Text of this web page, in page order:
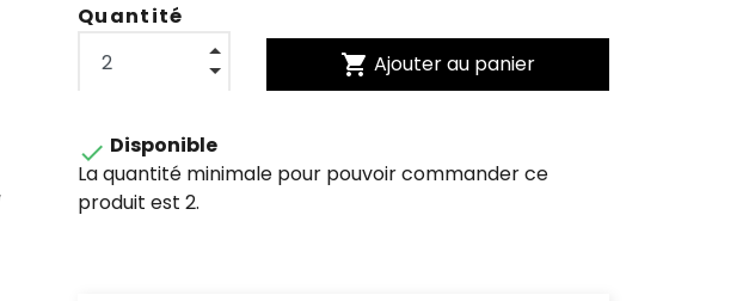
Quantité
shopping_cart Ajouter au panier
 Disponible
La quantité minimale pour pouvoir commander ce
produit est 2.